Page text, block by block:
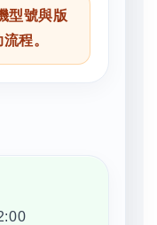
型號與版
程。